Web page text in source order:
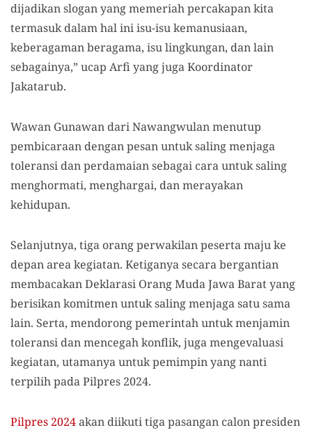
dijadikan slogan yang memeriah percakapan kita
termasuk dalam hal ini isu-isu kemanusiaan,
keberagaman beragama, isu lingkungan, dan lain
sebagainya,” ucap Arfi yang juga Koordinator
Jakatarub.
Wawan Gunawan dari Nawangwulan menutup
pembicaraan dengan pesan untuk saling menjaga
toleransi dan perdamaian sebagai cara untuk saling
menghormati, menghargai, dan merayakan
kehidupan.
Selanjutnya, tiga orang perwakilan peserta maju ke
depan area kegiatan. Ketiganya secara bergantian
membacakan Deklarasi Orang Muda Jawa Barat yang
berisikan komitmen untuk saling menjaga satu sama
lain. Serta, mendorong pemerintah untuk menjamin
toleransi dan mencegah konflik, juga mengevaluasi
kegiatan, utamanya untuk pemimpin yang nanti
terpilih pada Pilpres 2024.
Pilpres 2024akan diikuti tiga pasangan calon presiden